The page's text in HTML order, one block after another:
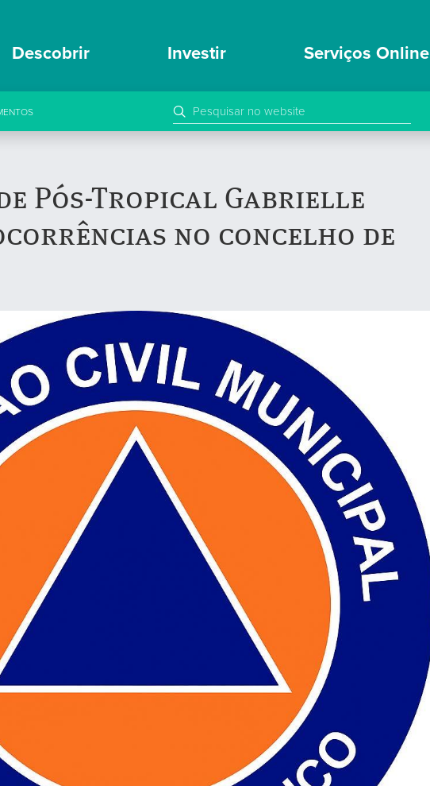
Descobrir Investir Serviços Online
Pós-Tropical Gabrielle
no concelho de